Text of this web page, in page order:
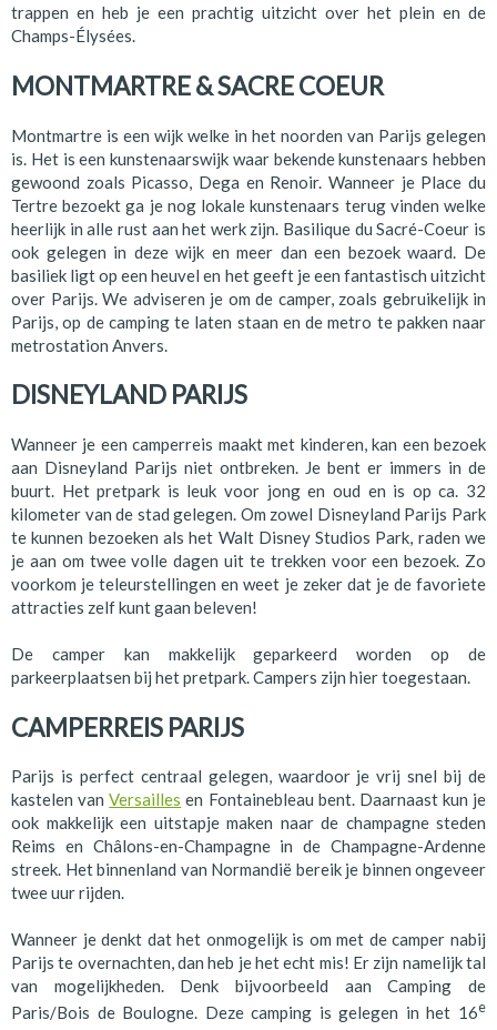
trappen en heb je een prachtig uitzicht over het plein en de
Champs-Élysées.
MONTMARTRE & SACRE COEUR
Montmartre is een wijk welke in het noorden van Parijs gelegen
is. Het is een kunstenaarswijk waar bekende kunstenaars hebben
gewoond zoals Picasso, Dega en Renoir. Wanneer je Place du
Tertre bezoekt ga je nog lokale kunstenaars terug vinden welke
heerlijk in alle rust aan het werk zijn. Basilique du Sacré-Coeur is
ook gelegen in deze wijk en meer dan een bezoek waard. De
basiliek ligt op een heuvel en het geeft je een fantastisch uitzicht
over Parijs. We adviseren je om de camper, zoals gebruikelijk in
Parijs, op de camping te laten staan en de metro te pakken naar
metrostation Anvers.
DISNEYLAND PARIJS
Wanneer je een camperreis maakt met kinderen, kan een bezoek
aan Disneyland Parijs niet ontbreken. Je bent er immers in de
buurt. Het pretpark is leuk voor jong en oud en is op ca. 32
kilometer van de stad gelegen. Om zowel Disneyland Parijs Park
te kunnen bezoeken als het Walt Disney Studios Park, raden we
je aan om twee volle dagen uit te trekken voor een bezoek. Zo
voorkom je teleurstellingen en weet je zeker dat je de favoriete
attracties zelf kunt gaan beleven!
De camper kan makkelijk geparkeerd worden op de
parkeerplaatsen bij het pretpark. Campers zijn hier toegestaan.
CAMPERREIS PARIJS
Parijs is perfect centraal gelegen, waardoor je vrij snel bij de
kastelen vanVersailles en Fontainebleau bent. Daarnaast kun je
ook makkelijk een uitstapje maken naar de champagne steden
Reims en Châlons-en-Champagne in de Champagne-Ardenne
streek. Het binnenland van Normandië bereik je binnen ongeveer
twee uur rijden.
Wanneer je denkt dat het onmogelijk is om met de camper nabij
Parijs te overnachten, dan heb je het echt mis! Er zijn namelijk tal
van mogelijkheden. Denk bijvoorbeeld aan Camping de
Paris/Bois de Boulogne. Deze camping is gelegen in het 16e